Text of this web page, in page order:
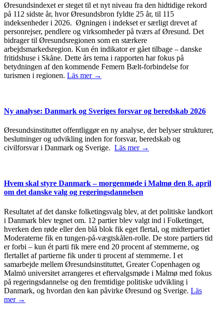
Øresundsindexet er steget til et nyt niveau fra den hidtidige rekord
på 112 sidste år, hvor Øresundsbron fyldte 25 år, til 115
indeksenheder i 2026. Øgningen i indekset er særligt drevet af
personrejser, pendlere og virksomheder på tværs af Øresund. Det
bidrager til Øresundsregionen som en stærkere
arbejdsmarkedsregion. Kun én indikator er gået tilbage – danske
fritidshuse i Skåne. Dette års tema i rapporten har fokus på
betydningen af den kommende Femern Bælt-forbindelse for
turismen i regionen. Läs mer →
Ny analyse: Danmark og Sveriges forsvar og beredskab 2026
Øresundsinstituttet offentliggør en ny analyse, der belyser strukturer,
beslutninger og udvikling inden for forsvar, beredskab og
civilforsvar i Danmark og Sverige. Läs mer →
Hvem skal styre Danmark – morgenmøde i Malmø den 8. april
om det danske valg og regeringsdannelsen
Resultatet af det danske folketingsvalg blev, at det politiske landkort
i Danmark blev tegnet om. 12 partier blev valgt ind i Folketinget,
hverken den røde eller den blå blok fik eget flertal, og midterpartiet
Moderaterne fik en tungen-på-vægtskålen-rolle. De store partiers tid
er forbi – kun ét parti fik mere end 20 procent af stemmerne, og
flertallet af partierne fik under ti procent af stemmerne. I et
samarbejde mellem Øresundsinstituttet, Greater Copenhagen og
Malmö universitet arrangeres et eftervalgsmøde i Malmø med fokus
på regeringsdannelse og den fremtidige politiske udvikling i
Danmark, og hvordan den kan påvirke Øresund og Sverige. Läs
mer →